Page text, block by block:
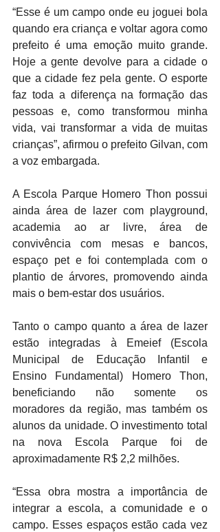
“Esse é um campo onde eu joguei bola
quando era criança e voltar agora como
prefeito é uma emoção muito grande.
Hoje a gente devolve para a cidade o
que a cidade fez pela gente. O esporte
faz toda a diferença na formação das
pessoas e, como transformou minha
vida, vai transformar a vida de muitas
crianças”, afirmou o prefeito Gilvan, com
a voz embargada.
A Escola Parque Homero Thon possui
ainda área de lazer com playground,
academia ao ar livre, área de
convivência com mesas e bancos,
espaço pet e foi contemplada com o
plantio de árvores, promovendo ainda
mais o bem-estar dos usuários.
Tanto o campo quanto a área de lazer
estão integradas à Emeief (Escola
Municipal de Educação Infantil e
Ensino Fundamental) Homero Thon,
beneficiando não somente os
moradores da região, mas também os
alunos da unidade. O investimento total
na nova Escola Parque foi de
aproximadamente R$ 2,2 milhões.
“Essa obra mostra a importância de
integrar a escola, a comunidade e o
campo. Esses espaços estão cada vez